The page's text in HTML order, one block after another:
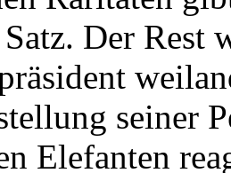
Der Rest
seiner
Elefanten